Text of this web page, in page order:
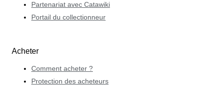
Partenariat avec Catawiki
Portail du collectionneur
Acheter
Comment acheter ?
Protection des acheteurs